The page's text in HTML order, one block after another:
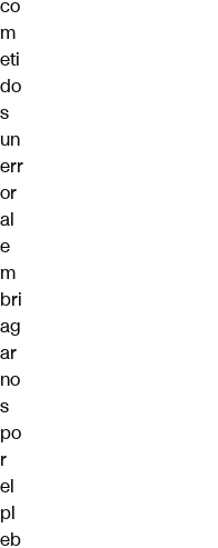
co
m
eti
do
s
un
err
or
al
e
m
bri
ag
ar
no
s
po
r
el
pl
eb